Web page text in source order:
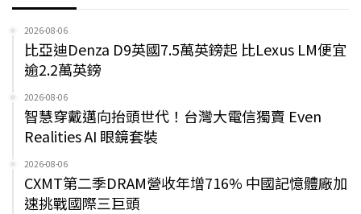
2026-08-06
比亞迪Denza D9英國7.5萬英鎊起 比Lexus LM便宜
逾2.2萬英鎊
2026-08-06
智慧穿戴邁向抬頭世代！台灣大電信獨賣 Even
Realities AI 眼鏡套裝
2026-08-06
CXMT第二季DRAM營收年增716% 中國記憶體廠加
速挑戰國際三巨頭